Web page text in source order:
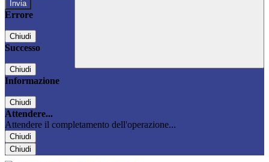
Errore
Chiudi
Successo
Chiudi
Informazione
Chiudi
Attendere...
Attendere il completamento dell'operazione...
Chiudi
Chiudi